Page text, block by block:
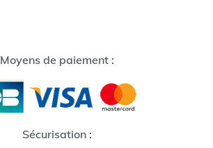
Moyens de paiement :
Sécurisation :